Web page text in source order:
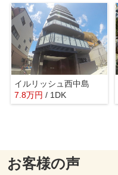
イルリッシュ西中島
7.8万円 / 1DK
お客様の声